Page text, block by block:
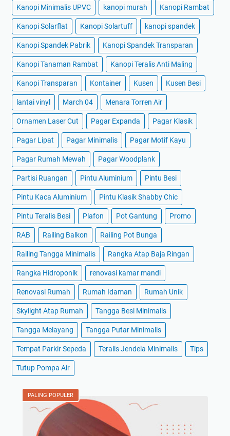
Kanopi Minimalis UPVC kanopi murah Kanopi Rambat
Kanopi Solarflat Kanopi Solartuff kanopi spandek
Kanopi Spandek Pabrik Kanopi Spandek Transparan
Kanopi Tanaman Rambat Kanopi Teralis Anti Maling
Kanopi Transparan Kontainer Kusen Kusen Besi
lantai vinyl March 04 Menara Torren Air
Ornamen Laser Cut Pagar Expanda Pagar Klasik
Pagar Lipat Pagar Minimalis Pagar Motif Kayu
Pagar Rumah Mewah Pagar Woodplank
Partisi Ruangan Pintu Aluminium Pintu Besi
Pintu Kaca Aluminium Pintu Klasik Shabby Chic
Pintu Teralis Besi Plafon Pot Gantung Promo
RAB Railing Balkon Railing Pot Bunga
Railing Tangga Minimalis Rangka Atap Baja Ringan
Rangka Hidroponik renovasi kamar mandi
Renovasi Rumah Rumah Idaman Rumah Unik
Skylight Atap Rumah Tangga Besi Minimalis
Tangga Melayang Tangga Putar Minimalis
Tempat Parkir Sepeda Teralis Jendela Minimalis Tips
Tutup Pompa Air
PALING POPULER